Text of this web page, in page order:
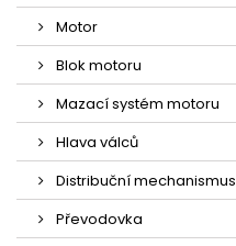
Motor
Blok motoru
Mazací systém motoru
Hlava válců
Distribuční mechanismus
Převodovka